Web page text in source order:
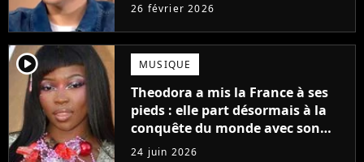
26 février 2026
player2 MUSIQUE
Theodora a mis la France à ses
pieds : elle part désormais à la
conquête du monde avec son
premier gros feat international
24 juin 2026